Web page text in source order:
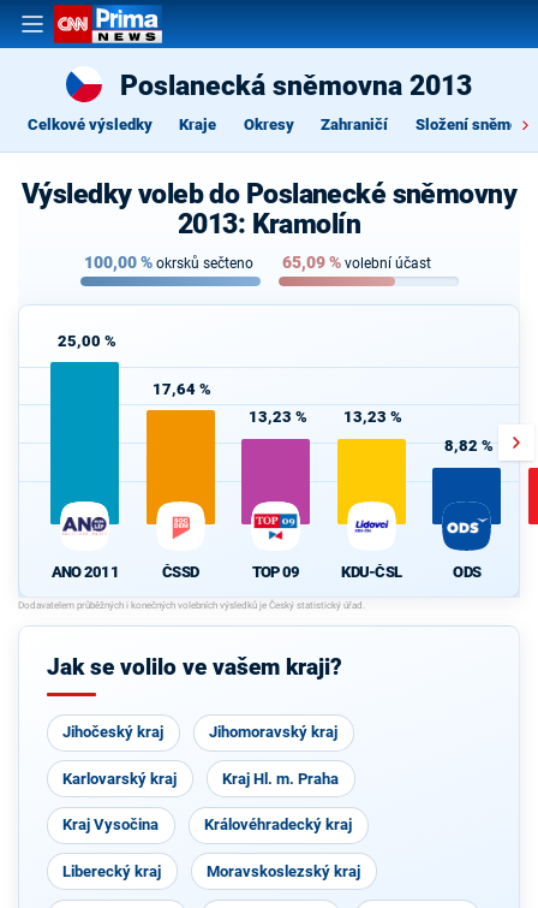
Poslanecká sněmovna 2013
Celkové výsledky Kraje Okresy Zahraničí Složení
Výsledky voleb do Poslanecké sněmovny
2013: Kramolín
100,00% okrsků sečteno 65,09% volební účast
25,00 %
ANO 2011
17,64 %
ČSSD
13,23 %
TOP 09
13,23 %
KDU-ČSL
8,82 %
ODS
Jak se volilo ve vašem kraji?
Jihočeský kraj Jihomoravský kraj
Karlovarský kraj Kraj Hl. m. Praha
Kraj Vysočina Královéhradecký kraj
Liberecký kraj Moravskoslezský kraj